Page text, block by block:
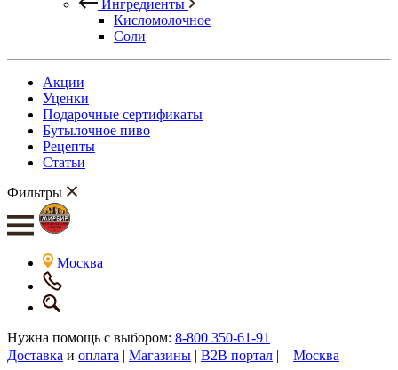
Ингредиенты
Кисломолочное
Соли
Акции
Уценки
Подарочные сертификаты
Бутылочное пиво
Рецепты
Статьи
Фильтры
Москва
Нужна помощь с выбором: 8-800 350-61-91
Доставка и оплата | Магазины | B2B портал | Москва